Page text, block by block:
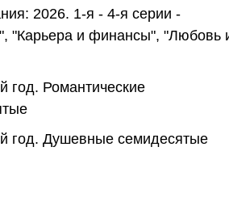
2026. 1-я - 4-я серии -
"Карьера и финансы", "Любовь
Романтические
год. Душевные семидесятые